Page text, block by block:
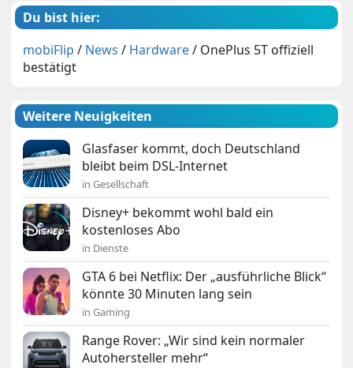
Du bist hier:
mobiFlip / News / Hardware/ OnePlus 5T offiziell
bestätigt
Weitere Neuigkeiten
Glasfaser kommt, doch Deutschland
bleibt beim DSL-Internet
in Gesellschaft
Disney+ bekommt wohl bald ein
kostenloses Abo
in Dienste
GTA 6 bei Netflix: Der „ausführliche Blick“
könnte 30 Minuten lang sein
in Gaming
Range Rover: „Wir sind kein normaler
Autohersteller mehr“